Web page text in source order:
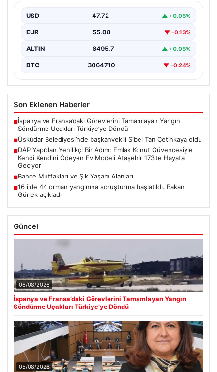
USD 47.72 ▲ +0.05%
EUR 55.08 ▼ -0.13%
ALTIN 6495.7 ▲ +0.05%
BTC 3064710 ▼ -0.24%
Son Eklenen Haberler
■İspanya ve Fransa’daki Görevlerini Tamamlayan Yangın
Söndürme Uçakları Türkiye’ye Döndü
■Üsküdar Belediyesi’nde başkanvekili Sibel Tan Çetinkaya oldu
■DAP Yapı’dan Yenilikçi Bir Adım: Emlak Konut Güvencesiyle
Kendi Kendini Ödeyen Ev Modeli Ataşehir 173’te Hayata
Geçiyor
■Bahçe Mutfakları ve Şık Yaşam Alanları
■16 ilde 44 orman yangınına soruşturma başlatıldı. Bakan
Gürlek açıkladı
Güncel
06/08/2026
İspanya ve Fransa’daki Görevlerini Tamamlayan Yangın
Söndürme Uçakları Türkiye’ye Döndü
05/08/2026